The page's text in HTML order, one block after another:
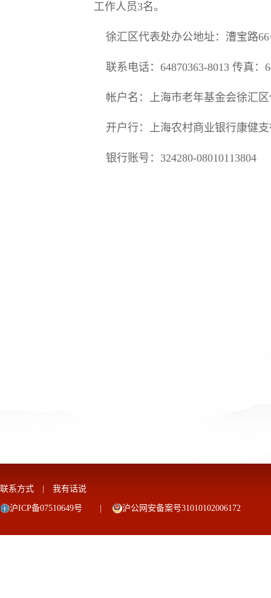
工作人员3名。
徐汇区代表处办公地址：漕宝路66
联系电话：64870363-8013 传真：
帐户名：上海市老年基金会徐汇区
开户行：上海农村商业银行康健支
银行账号：324280-08010113804
联系方式 我有话说
沪ICP备07510649号 沪公网安备案号31010102006172